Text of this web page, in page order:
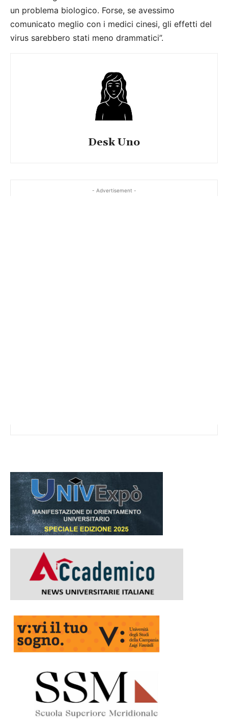
un problema biologico. Forse, se avessimo
comunicato meglio con i medici cinesi, gli effetti del
virus sarebbero stati meno drammatici”.
Desk Uno
- Advertisement -